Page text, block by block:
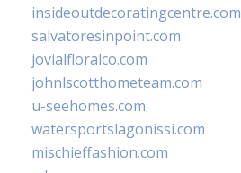
insideoutdecoratingcentre.com
salvatoresinpoint.com
jovialfloralco.com
johnlscotthometeam.com
u-seehomes.com
watersportslagonissi.com
mischieffashion.com